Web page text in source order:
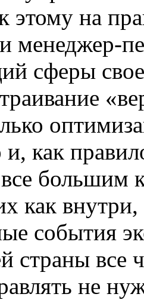
этому на
менеджер-
сферы
как
большим
как
события
страны все
не